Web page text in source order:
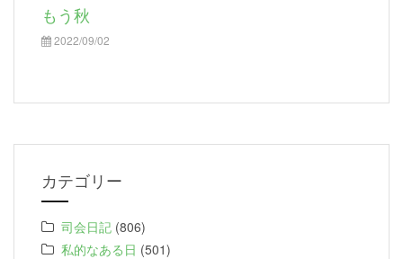
もう秋
2022/09/02
カテゴリー
司会日記 (806)
私的なある日 (501)